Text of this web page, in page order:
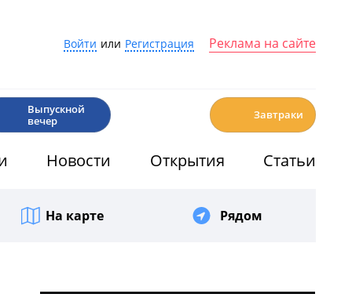
Войти или Регистрация Реклама на сайте
Выпускной
вечер
Завтраки
Новости Открытия Статьи
На карте Рядом